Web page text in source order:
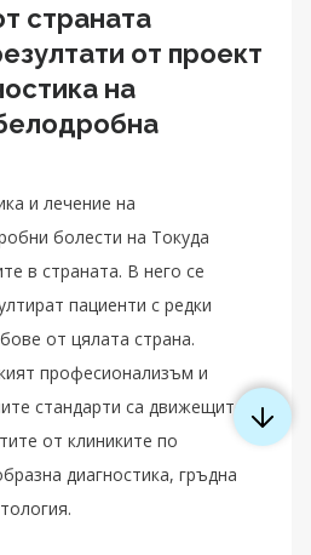
страната
от проект
на
и лечение на
болести на Токуда
в страната. В него се
пациенти с редки
от цялата страна.
професионализъм и
стандарти са движещите
от клиниките по
диагностика, гръдна